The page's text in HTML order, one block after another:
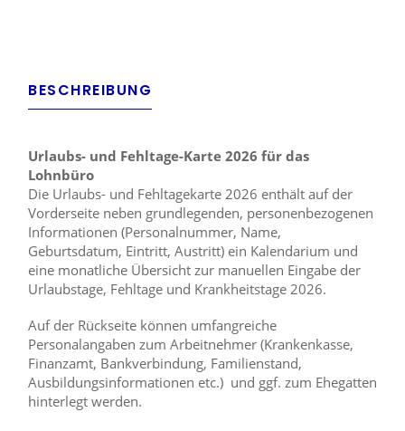
BESCHREIBUNG
Urlaubs- und Fehltage-Karte 2026 für das
Lohnbüro
Die Urlaubs- und Fehltagekarte 2026 enthält auf der
Vorderseite neben grundlegenden, personenbezogenen
Informationen (Personalnummer, Name,
Geburtsdatum, Eintritt, Austritt) ein Kalendarium und
eine monatliche Übersicht zur manuellen Eingabe der
Urlaubstage, Fehltage und Krankheitstage 2026.
Auf der Rückseite können umfangreiche
Personalangaben zum Arbeitnehmer (Krankenkasse,
Finanzamt, Bankverbindung, Familienstand,
Ausbildungsinformationen etc.) und ggf. zum Ehegatten
hinterlegt werden.